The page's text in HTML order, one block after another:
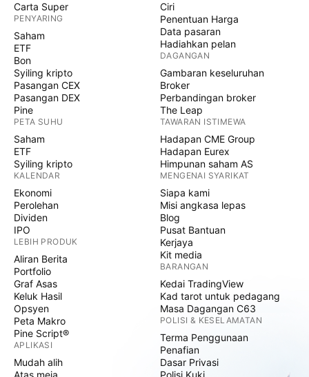
Carta Super
PENYARING
Saham
ETF
Bon
Syiling kripto
Pasangan CEX
Pasangan DEX
Pine
PETA SUHU
Saham
ETF
Syiling kripto
KALENDAR
Ekonomi
Perolehan
Dividen
IPO
LEBIH PRODUK
Aliran Berita
Portfolio
Graf Asas
Keluk Hasil
Opsyen
Peta Makro
Pine Script®
APLIKASI
Mudah alih
Atas meja
Ciri
Penentuan Harga
Data pasaran
Hadiahkan pelan
DAGANGAN
Gambaran keseluruhan
Broker
Perbandingan broker
The Leap
TAWARAN ISTIMEWA
Hadapan CME Group
Hadapan Eurex
Himpunan saham AS
MENGENAI SYARIKAT
Siapa kami
Misi angkasa lepas
Blog
Pusat Bantuan
Kerjaya
Kit media
BARANGAN
Kedai TradingView
Kad tarot untuk pedagang
Masa Dagangan C63
POLISI & KESELAMATAN
Terma Penggunaan
Penafian
Dasar Privasi
Polisi Kuki